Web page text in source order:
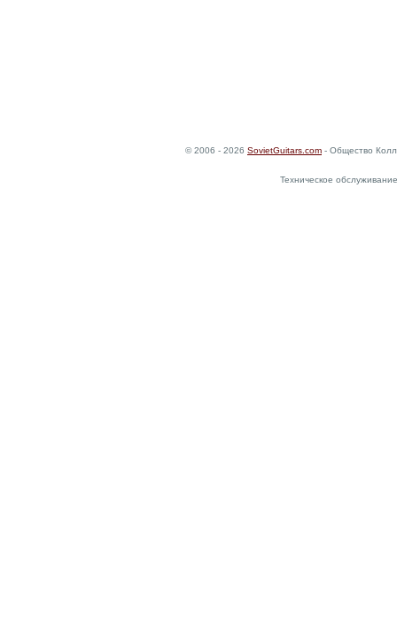
© 2006 - 2026 SovietGuitars.com - Общество
Техническое